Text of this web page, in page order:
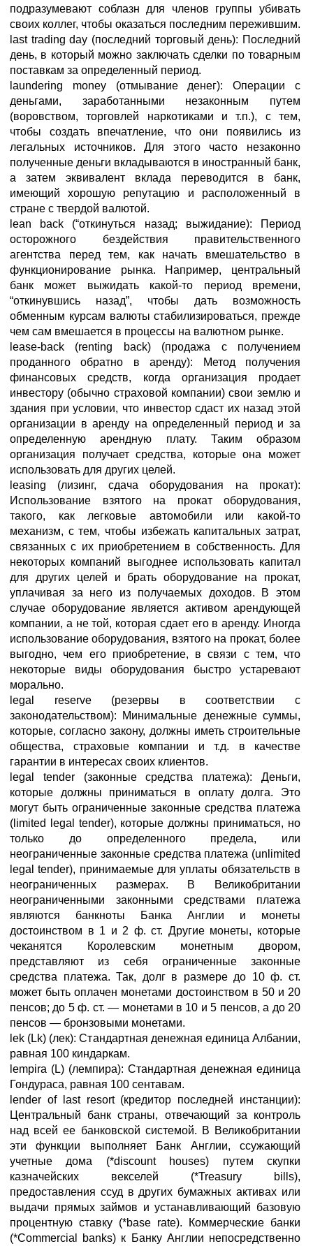
подразумевают соблазн для членов группы убивать
своих коллег, чтобы оказаться последним пережившим.
last trading day (последний торговый день): Последний
день, в который можно заключать сделки по товарным
поставкам за определенный период.
laundering money (отмывание денег): Операции с
деньгами, заработанными незаконным путем
(воровством, торговлей наркотиками и т.п.), с тем,
чтобы создать впечатление, что они появились из
легальных источников. Для этого часто незаконно
полученные деньги вкладываются в иностранный банк,
а затем эквивалент вклада переводится в банк,
имеющий хорошую репутацию и расположенный в
стране с твердой валютой.
lean back (“откинуться назад; выжидание): Период
осторожного бездействия правительственного
агентства перед тем, как начать вмешательство в
функционирование рынка. Например, центральный
банк может выжидать какой-то период времени,
“откинувшись назад”, чтобы дать возможность
обменным курсам валюты стабилизироваться, прежде
чем сам вмешается в процессы на валютном рынке.
lease-back (renting back) (продажа с получением
проданного обратно в аренду): Метод получения
финансовых средств, когда организация продает
инвестору (обычно страховой компании) свои землю и
здания при условии, что инвестор сдаст их назад этой
организации в аренду на определенный период и за
определенную арендную плату. Таким образом
организация получает средства, которые она может
использовать для других целей.
leasing (лизинг, сдача оборудования на прокат):
Использование взятого на прокат оборудования,
такого, как легковые автомобили или какой-то
механизм, с тем, чтобы избежать капитальных затрат,
связанных с их приобретением в собственность. Для
некоторых компаний выгоднее использовать капитал
для других целей и брать оборудование на прокат,
уплачивая за него из получаемых доходов. В этом
случае оборудование является активом арендующей
компании, а не той, которая сдает его в аренду. Иногда
использование оборудования, взятого на прокат, более
выгодно, чем его приобретение, в связи с тем, что
некоторые виды оборудования быстро устаревают
морально.
legal reserve (резервы в соответствии с
законодательством): Минимальные денежные суммы,
которые, согласно закону, должны иметь строительные
общества, страховые компании и т.д. в качестве
гарантии в интересах своих клиентов.
legal tender (законные средства платежа): Деньги,
которые должны приниматься в оплату долга. Это
могут быть ограниченные законные средства платежа
(limited legal tender), которые должны приниматься, но
только до определенного предела, или
неограниченные законные средства платежа (unlimited
legal tender), принимаемые для уплаты обязательств в
неограниченных размерах. В Великобритании
неограниченными законными средствами платежа
являются банкноты Банка Англии и монеты
достоинством в 1 и 2 ф. ст. Другие монеты, которые
чеканятся Королевским монетным двором,
представляют из себя ограниченные законные
средства платежа. Так, долг в размере до 10 ф. ст.
может быть оплачен монетами достоинством в 50 и 20
пенсов; до 5 ф. ст. — монетами в 10 и 5 пенсов, а до 20
пенсов — бронзовыми монетами.
lek (Lk) (лек): Стандартная денежная единица Албании,
равная 100 киндаркам.
lempira (L) (лемпира): Стандартная денежная единица
Гондураса, равная 100 сентавам.
lender of last resort (кредитор последней инстанции):
Центральный банк страны, отвечающий за контроль
над всей ее банковской системой. В Великобритании
эти функции выполняет Банк Англии, ссужающий
учетные дома (*discount houses) путем скупки
казначейских векселей (*Treasury bills),
предоставления ссуд в других бумажных активах или
выдачи прямых займов и устанавливающий базовую
процентную ставку (*base rate). Коммерческие банки
(*Commercial banks) к Банку Англии непосредственно